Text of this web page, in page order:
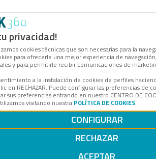
privacidad!
cookies técnicas que son necesarias para la
para ofrecerle una mejor experiencia de
y para permitirle recibir comunicaciones de
a la instalación de cookies de perfiles
en RECHAZAR. Puede configurar las preferencias de
sus preferencias entrando en nuestro CENTRO DE
visitando nuestra POLÍTICA DE COOKIES.
CONFIGURAR
RECHAZAR
ACEPTAR